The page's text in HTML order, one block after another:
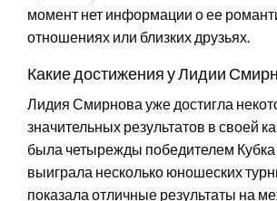
момент нет информации о ее
отношениях или близких друзьях.
Какие достижения у Лидии
Лидия Смирнова уже достигла
значительных результатов в своей
была четырежды победителем
выиграла несколько юношеских
показала отличные результаты на